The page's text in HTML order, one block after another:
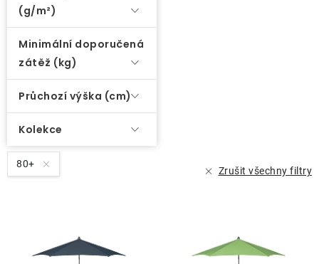
(g/m²)
Minimální doporučená
zátěž (kg)
Průchozí výška (cm)
Kolekce
80+
Zrušit všechny filtry